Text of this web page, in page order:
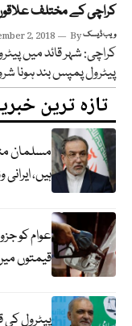
کراچی کے مختلف
2, 2018 Byویب ڈیسک
کراچی: شہر قائد میں
پیٹرول پمپس بند ہونا
تازہ ترین
مسلمان
ہیں،
عوام کو
قیمتوں